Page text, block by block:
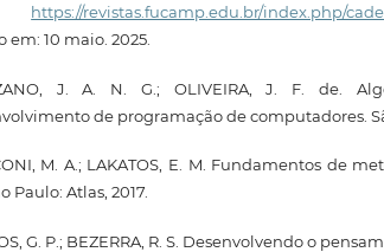
https://revistas.fucamp.edu.br/index.php/
em: 10 maio. 2025.
J. A. N. G.; OLIVEIRA, J. F. de.
de programação de computadores.
M. A.; LAKATOS, E. M. Fundamentos de
Paulo: Atlas, 2017.
G. P.; BEZERRA, R. S. Desenvolvendo o